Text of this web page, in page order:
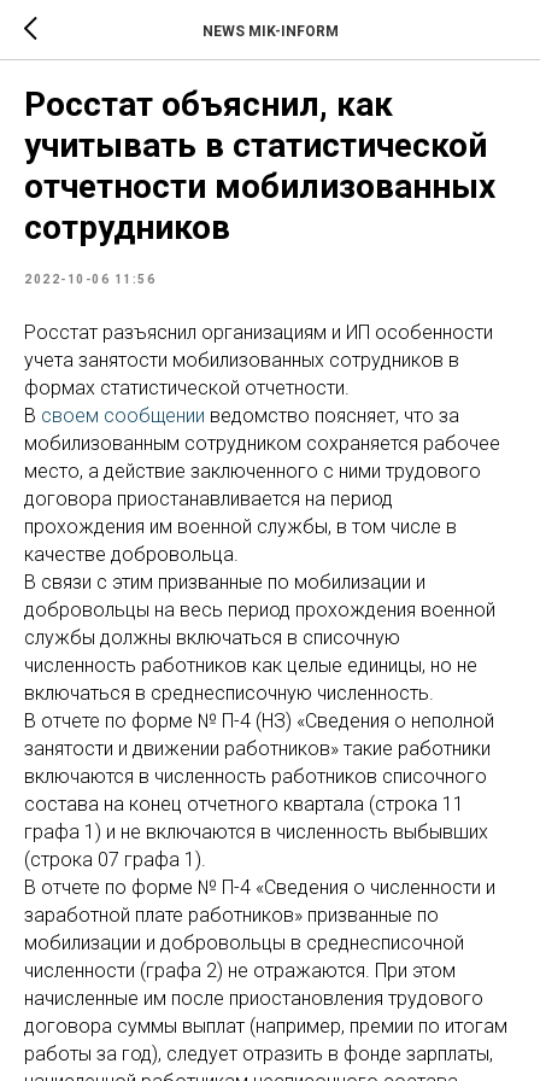
NEWS MIK-INFORM
Росстат объяснил, как
учитывать в статистической
отчетности мобилизованных
сотрудников
2022-10-06 11:56
Росстат разъяснил организациям и ИП особенности
учета занятости мобилизованных сотрудников в
формах статистической отчетности.
В своем сообщении ведомство поясняет, что за
мобилизованным сотрудником сохраняется рабочее
место, а действие заключенного с ними трудового
договора приостанавливается на период
прохождения им военной службы, в том числе в
качестве добровольца.
В связи с этим призванные по мобилизации и
добровольцы на весь период прохождения военной
службы должны включаться в списочную
численность работников как целые единицы, но не
включаться в среднесписочную численность.
В отчете по форме № П-4 (НЗ) «Сведения о неполной
занятости и движении работников» такие работники
включаются в численность работников списочного
состава на конец отчетного квартала (строка 11
графа 1) и не включаются в численность выбывших
(строка 07 графа 1).
В отчете по форме № П-4 «Сведения о численности и
заработной плате работников» призванные по
мобилизации и добровольцы в среднесписочной
численности (графа 2) не отражаются. При этом
начисленные им после приостановления трудового
договора суммы выплат (например, премии по итогам
работы за год), следует отразить в фонде зарплаты,